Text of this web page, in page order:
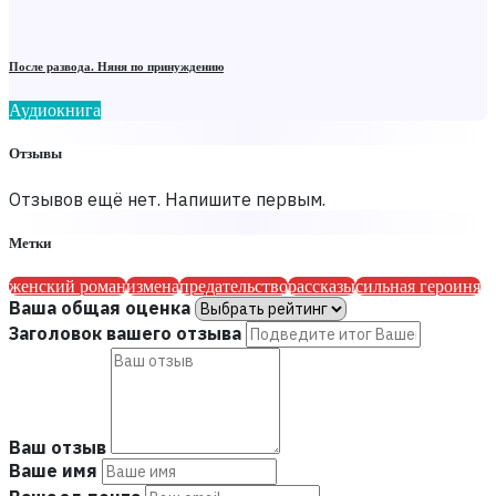
После развода. Няня по принуждению
Аудиокнига
Отзывы
Отзывов ещё нет. Напишите первым.
Метки
женский романизменапредательстворассказысильная героиня
Ваша общая оценка
Заголовок вашего отзыва
Ваш отзыв
Ваше имя